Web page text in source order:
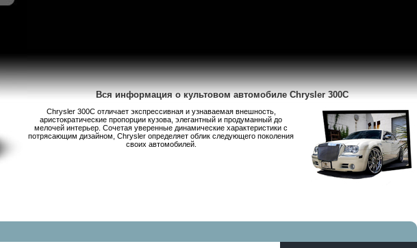
Вся информация о культовом автомобиле Chrysler 300C
Chrysler 300С отличает экспрессивная и узнаваемая внешность,
аристократические пропорции кузова, элегантный и продуманный до
мелочей интерьер. Сочетая уверенные динамические характеристики с
потрясающим дизайном, Chrysler определяет облик следующего поколения
своих автомобилей.